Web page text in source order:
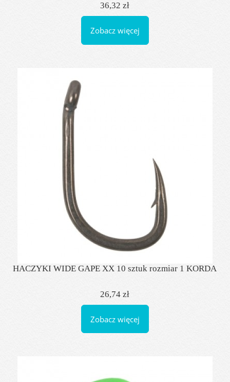
36,32 zł
Zobacz więcej
HACZYKI WIDE GAPE XX 10 sztuk rozmiar 1 KORDA
26,74 zł
Zobacz więcej